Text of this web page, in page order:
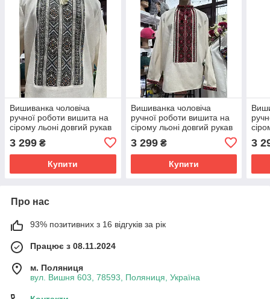
Вишиванка чоловіча
ручної роботи вишита на
сірому льоні довгий рукав
3 299 ₴
Купити
Вишиванка чоловіча
ручної роботи вишита на
сірому льоні довгий рукав
3 299₴
Купити
3
Про нас
93% позитивних з 16 відгуків за рік
Працює з 08.11.2024
м. Поляниця
вул. Вишня 603, 78593, Поляниця, Україна